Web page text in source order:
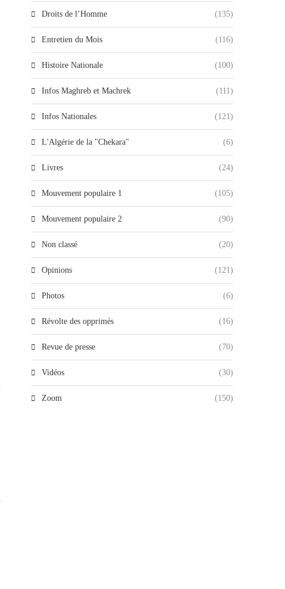
Droits de l’Homme (135)
Entretien du Mois (116)
Histoire Nationale (100)
Infos Maghreb et Machrek (111)
Infos Nationales (121)
L'Algérie de la "Chekara" (6)
Livres (24)
Mouvement populaire 1 (105)
Mouvement populaire 2 (90)
Non classé (20)
Opinions (121)
Photos (6)
Révolte des opprimés (16)
Revue de presse (70)
Vidéos (30)
Zoom (150)